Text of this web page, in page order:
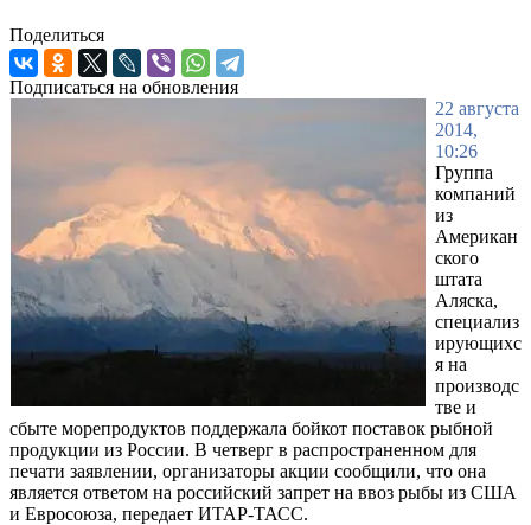
Поделиться
Подписаться на обновления
22 августа
2014,
10:26
Группа
компаний
из
Американ
ского
штата
Аляска,
специализ
ирующихс
я на
производс
тве и
сбыте морепродуктов поддержала бойкот поставок рыбной
продукции из России. В четверг в распространенном для
печати заявлении, организаторы акции сообщили, что она
является ответом на российский запрет на ввоз рыбы из США
и Евросоюза, передает ИТАР-ТАСС.